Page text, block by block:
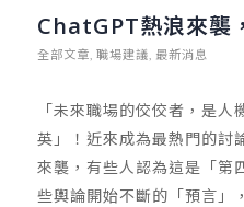
豐富精彩的人生，過著多采
與效能之外，也活躍於商業
有些領導者，還會分配時間
健康層面。 羨慕這樣的人生嗎？但想成為跨山頭的高階領
導者，並非一蹴可幾。身為
在響往頂端生涯前，你的每
ChatGPT熱浪來襲
全部文章 職場建議 最新消息
「未來職場的佼佼者，是
英」！近來成為最熱門的討
來襲，有些人認為這是「第
些輿論開始不斷的「預言」